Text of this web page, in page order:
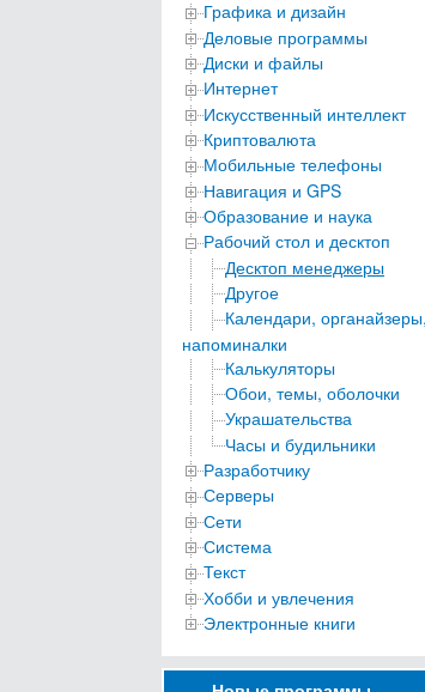
Графика и дизайн
Деловые программы
Диски и файлы
Интернет
Искусственный интеллект
Криптовалюта
Мобильные телефоны
Навигация и GPS
Образование и наука
Рабочий стол и десктоп
Десктоп менеджеры
Другое
Календари, органайзеры,
напоминалки
Калькуляторы
Обои, темы, оболочки
Украшательства
Часы и будильники
Разработчику
Серверы
Сети
Система
Текст
Хобби и увлечения
Электронные книги